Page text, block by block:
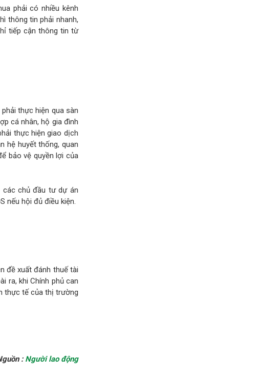
phải có nhiều kênh
thông tin phải nhanh,
tiếp cận thông tin từ
thực hiện qua sàn
cá nhân, hộ gia đình
thực hiện giao dịch
hệ huyết thống, quan
bảo vệ quyền lợi của
các chủ đầu tư dự án
nếu hội đủ điều kiện.
đề xuất đánh thuế tài
ra, khi Chính phủ can
thực tế của thị trường
: Người lao động